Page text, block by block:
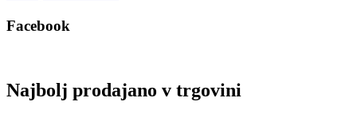
Facebook
Najbolj prodajano v trgovini